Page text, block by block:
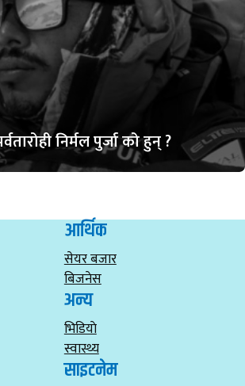
निर्मल पुर्जा को हुन् ?
आर्थिक
सेयर बजार
बिजनेस
अन्य
भिडियाे
स्वास्थ्य
साइटनेम